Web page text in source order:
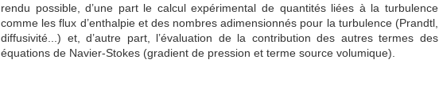
rendu possible, d’une part le calcul expérimental de quantités liées à la turbulence
comme les flux d’enthalpie et des nombres adimensionnés pour la turbulence (Prandtl,
diffusivité...) et, d’autre part, l’évaluation de la contribution des autres termes des
équations de Navier-Stokes (gradient de pression et terme source volumique).